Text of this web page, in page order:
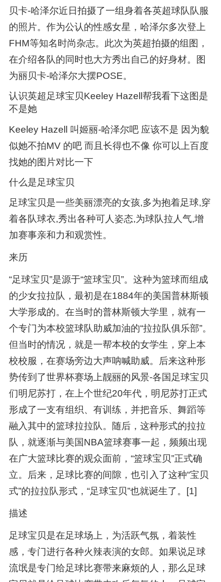
贝卡-哈泽尔近日拍摄了一组身着各英超球队队服
的照片。作为公认的性感女星，哈泽尔多次登上
FHM等知名时尚杂志。此次为英超拍摄的组图，
在介绍各队的同时也大方秀出自己的好身材。图
为丽贝卡-哈泽尔大摆POSE。
认识英超足球宝贝Keeley Hazell帮我看下这图是
不是她
Keeley Hazell 叫姬丽-哈泽尔吧 应该不是 因为貌
似她不拍MV 的吧 而且长得也不像 你可以上百度
找她的图片对比一下
什么是足球宝贝
足球宝贝是一些美丽漂亮的女孩,多为抱着足球,穿
着各队球衣,秀出各种可人姿态,为球队拉人气,增
加赛事亲和力和观赏性。
来历
“足球宝贝”是源于“篮球宝贝”。这种为篮球而组成
的少女拉拉队，最初是在1884年的美国普林斯顿
大学形成的。在当时的普林斯顿大学里，就有一
个专门为本校篮球队助威加油的“拉拉队俱乐部”。
但当时的情况，就是一帮本校的女学生，穿上本
校校服，在赛场旁边大声呐喊助威。后来这种形
势传到了世界杯赛场上靓丽的风景-各国足球宝贝
们明尼苏打，在上个世纪20年代，明尼苏打正式
形成了一支有组织、有训练，并把音乐、舞蹈等
融入其中的篮球拉拉队。随后，这种形式的拉拉
队，就逐渐与美国NBA篮球赛事一起，频频出现
在广大篮球比赛的观众面前，“篮球宝贝”正式确
立。后来，足球比赛的间隙，也引入了这种“宝贝
式”的拉拉队形式，“足球宝贝”也就诞生了。[1]
描述
足球宝贝是在足球场上，为活跃气氛，着装性
感，专门进行各种火辣表演的女郎。如果说足球
流氓是专门给足球比赛带来麻烦的人，那么足球